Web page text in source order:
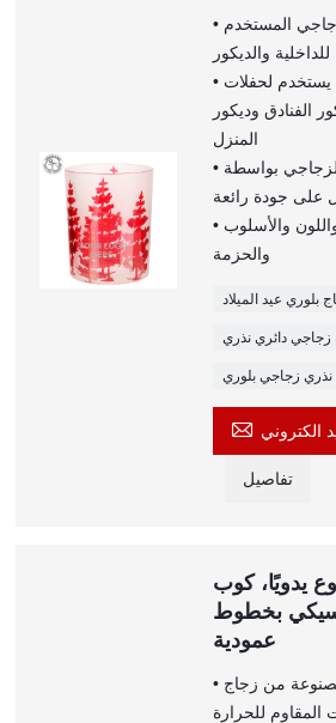
• حامل الشموع الزجاجي المستخدم
للداخلية والديكور
• شمعدان زجاجي يستخدم لحفلات
الفنادق وديكور
المنزل
• صُنع وعاء الشمع الزجاجي بواسطة
على جودة رائعة
• يمكن تخصيص الشعار واللون والأسلوب
والحزمة
عيد الميلاد
دائري نذري
زجاجي بلوري
 الكتروني
تفاصيل
يدويًا، كوب
بخطوط
عمودية
• الجرة الزجاجية مصنوعة من زجاج
المقاوم للحرارة